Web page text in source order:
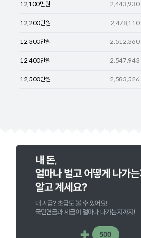
12,100만원 2,443,930
12,200만원 2,478,110
12,300만원 2,512,360
12,400만원 2,547,943
12,500만원 2,583,526